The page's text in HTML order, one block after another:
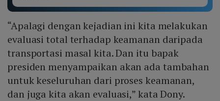
“Apalagi dengan kejadian ini kita melakukan
evaluasi total terhadap keamanan daripada
transportasi masal kita. Dan itu bapak
presiden menyampaikan akan ada tambahan
untuk keseluruhan dari proses keamanan,
dan juga kita akan evaluasi,” kata Dony.